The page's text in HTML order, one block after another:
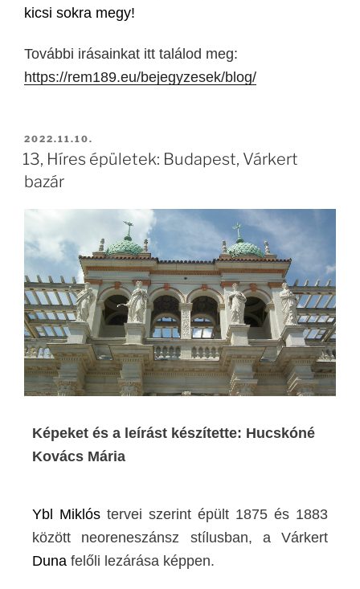
kicsi sokra megy!
További irásainkat itt találod meg:
https://rem189.eu/bejegyzesek/blog/
2022.11.10.
13, Híres épületek: Budapest, Várkert
bazár
Képeket és a leírást készítette: Hucskóné
Kovács Mária
Ybl Miklós tervei szerint épült 1875 és 1883
között neoreneszánsz stílusban, a Várkert
Duna felőli lezárása képpen.